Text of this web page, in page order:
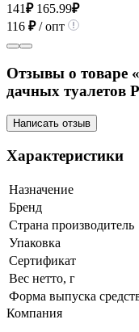
141₽ 165.99₽
116 ₽/ опт
Отзывы о товаре
дачных туалетов
Написать отзыв
Характеристики
Назначение
Бренд
Страна производитель
Упаковка
Сертификат
Вес нетто, г
Форма выпуска
Компания